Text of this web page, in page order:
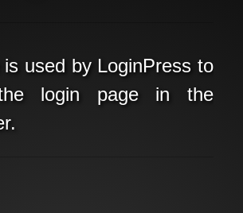
used by LoginPress to
login page in the